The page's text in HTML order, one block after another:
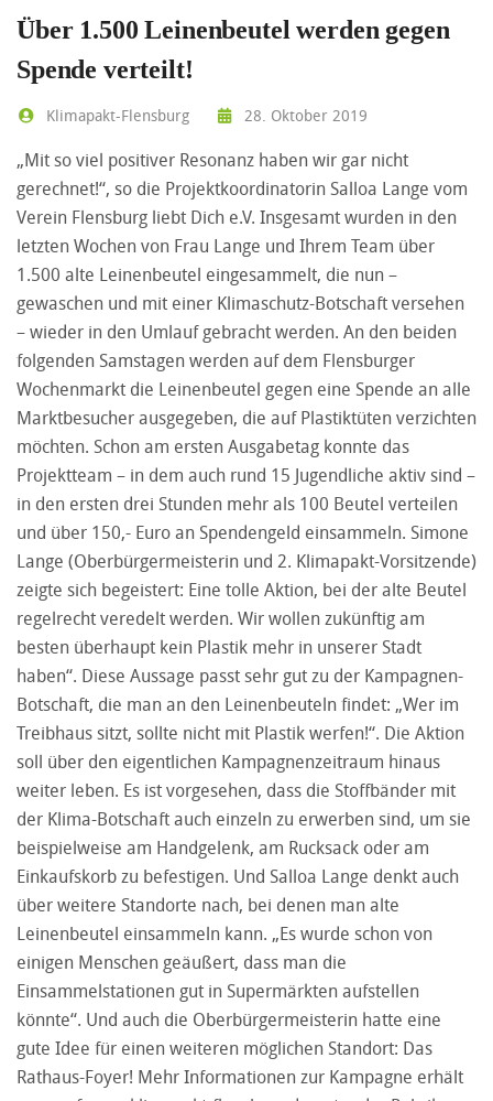
Über 1.500 Leinenbeutel werden gegen
Spende verteilt!
Klimapakt-Flensburg 28. Oktober 2019
„Mit so viel positiver Resonanz haben wir gar nicht
gerechnet!“, so die Projektkoordinatorin Salloa Lange vom
Verein Flensburg liebt Dich e.V. Insgesamt wurden in den
letzten Wochen von Frau Lange und Ihrem Team über
1.500 alte Leinenbeutel eingesammelt, die nun –
gewaschen und mit einer Klimaschutz-Botschaft versehen
– wieder in den Umlauf gebracht werden. An den beiden
folgenden Samstagen werden auf dem Flensburger
Wochenmarkt die Leinenbeutel gegen eine Spende an alle
Marktbesucher ausgegeben, die auf Plastiktüten verzichten
möchten. Schon am ersten Ausgabetag konnte das
Projektteam – in dem auch rund 15 Jugendliche aktiv sind –
in den ersten drei Stunden mehr als 100 Beutel verteilen
und über 150,- Euro an Spendengeld einsammeln. Simone
Lange (Oberbürgermeisterin und 2. Klimapakt-Vorsitzende)
zeigte sich begeistert: Eine tolle Aktion, bei der alte Beutel
regelrecht veredelt werden. Wir wollen zukünftig am
besten überhaupt kein Plastik mehr in unserer Stadt
haben“. Diese Aussage passt sehr gut zu der Kampagnen-
Botschaft, die man an den Leinenbeuteln findet: „Wer im
Treibhaus sitzt, sollte nicht mit Plastik werfen!“. Die Aktion
soll über den eigentlichen Kampagnenzeitraum hinaus
weiter leben. Es ist vorgesehen, dass die Stoffbänder mit
der Klima-Botschaft auch einzeln zu erwerben sind, um sie
beispielweise am Handgelenk, am Rucksack oder am
Einkaufskorb zu befestigen. Und Salloa Lange denkt auch
über weitere Standorte nach, bei denen man alte
Leinenbeutel einsammeln kann. „Es wurde schon von
einigen Menschen geäußert, dass man die
Einsammelstationen gut in Supermärkten aufstellen
könnte“. Und auch die Oberbürgermeisterin hatte eine
gute Idee für einen weiteren möglichen Standort: Das
Rathaus-Foyer! Mehr Informationen zur Kampagne erhält